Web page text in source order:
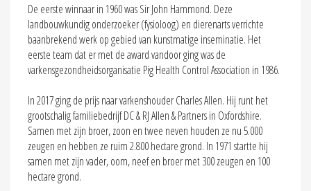
De eerste winnaar in 1960 was Sir John Hammond. Deze
landbouwkundig onderzoeker (fysioloog) en dierenarts verrichte
baanbrekend werk op gebied van kunstmatige inseminatie. Het
eerste team dat er met de award vandoor ging was de
varkensgezondheidsorganisatie Pig Health Control Association in 1986.
In 2017 ging de prijs naar varkenshouder Charles Allen. Hij runt het
grootschalig familiebedrijf DC & RJ Allen & Partners in Oxfordshire.
Samen met zijn broer, zoon en twee neven houden ze nu 5.000
zeugen en hebben ze ruim 2.800 hectare grond. In 1971 startte hij
samen met zijn vader, oom, neef en broer met 300 zeugen en 100
hectare grond.